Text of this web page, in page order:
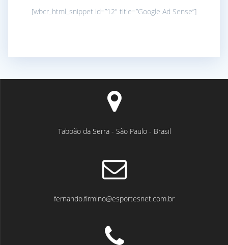
[wbcr_html_snippet id=”12″ title=”Google Ad Sense”]
Taboão da Serra - São Paulo - Brasil
fernando.firmino@esportesnet.com.br